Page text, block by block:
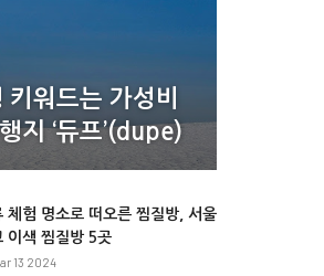
워드는 가성비
지 ‘듀프’(dupe)
체험 명소로 떠오른 찜질방, 서울
이색 찜질방 5곳
13 2024